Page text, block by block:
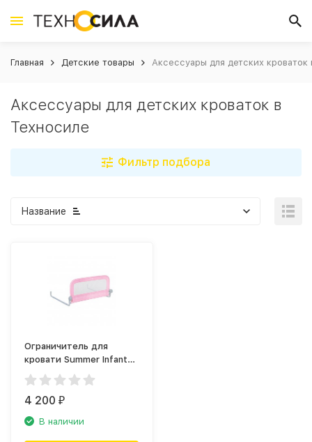
Главная Детские товары Аксессуары для детских кроваток
Аксессуары для детских кроваток в
Техносиле
Фильтр подбора
Название
Ограничитель для
кровати Summer Infant
Single Fold Bedrail,
розовый
4 200₽
В наличии